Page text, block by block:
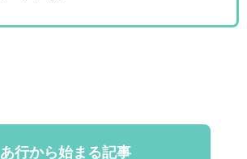
あ行から始まる記事